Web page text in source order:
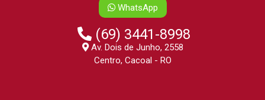
WhatsApp
(69) 3441-8998
Av. Dois de Junho, 2558
Centro, Cacoal - RO